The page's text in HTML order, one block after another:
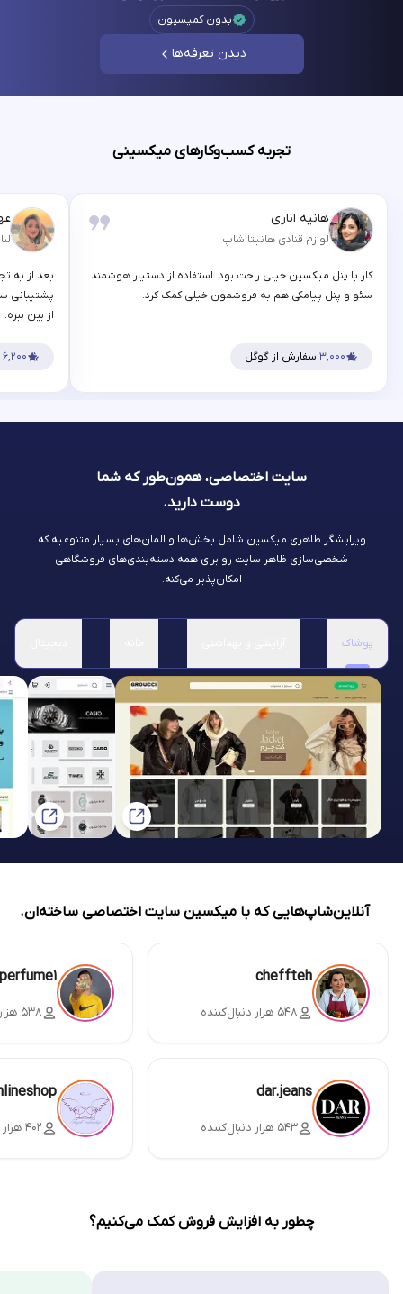
بدون کمیسیون
دیدن تعرفه‌ها
تجربه کسب‌وکارهای میکسینی
هانیه اناری
لوازم قنادی هانیتا شاپ
کار با پنل میکسین خیلی راحت بود. استفاده از دستیار هوشمند
سئو و پنل پیامکی هم به فروشمون خیلی کمک کرد.
۳,۰۰۰ سفارش از گوگل
بعد از یه
پشتیبانی
از بین ببره.
۶,۲۰۰
سایت اختصاصی، همون‌طور که شما
دوست دارید.
ویرایشگر ظاهری میکسین شامل بخش‌ها و المان‌های بسیار متنوعیه که
شخصی‌سازی ظاهر سایت رو برای همه دسته‌بندی‌های فروشگاهی
امکان‌پذیر می‌کنه.
پوشاک
آنلاین‌شاپ‌هایی که با میکسین سایت اختصاصی ساخته‌ان.
cheffteh
۵۴۸ هزار دنبال‌کننده ۵۳۸ هزار دنبال‌کننده
dar.jeans
۵۴۳ هزار دنبال‌کننده ۴۰۲ هزار دنبال‌کننده
چطور به افزایش فروش کمک می‌کنیم؟